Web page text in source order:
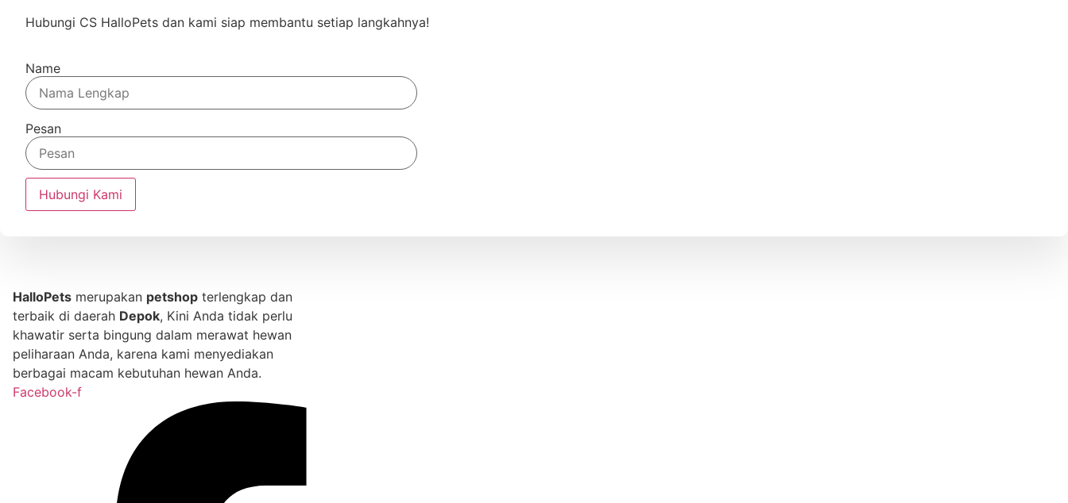
Hubungi CS HalloPets dan kami siap membantu setiap langkahnya!
Name
Pesan
Hubungi Kami
HalloPets merupakan petshop terlengkap dan
terbaik di daerah Depok, Kini Anda tidak perlu
khawatir serta bingung dalam merawat hewan
peliharaan Anda, karena kami menyediakan
berbagai macam kebutuhan hewan Anda.
Facebook-f